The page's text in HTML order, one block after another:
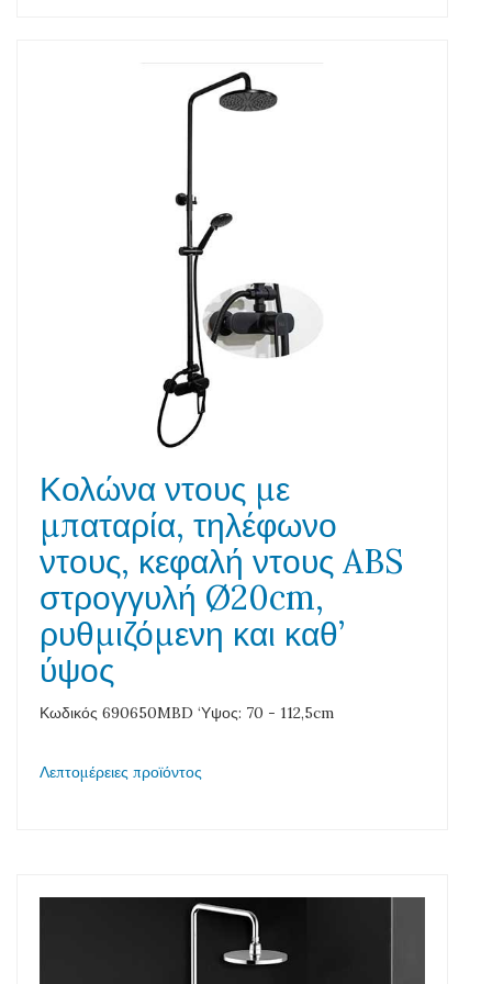
Κολώνα ντους με
μπαταρία, τηλέφωνο
ντους, κεφαλή ντους ABS
στρογγυλή Ø20cm,
ρυθμιζόμενη και καθ’
ύψος
Κωδικός 690650MBD ‘Υψος: 70 - 112,5cm
Λεπτομέρειες προϊόντος